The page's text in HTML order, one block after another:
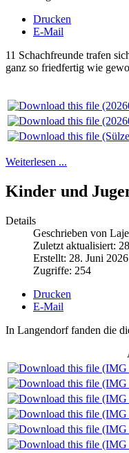
Drucken
E-Mail
11 Schachfreunde trafen
ganz so friedfertig wie
Weiterlesen ...
Kinder und
Details
Geschrieben von
Zuletzt aktualisiert:
Erstellt: 28. Juni 2026
Zugriffe: 254
Drucken
E-Mail
In Langendorf fanden die